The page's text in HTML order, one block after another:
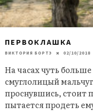
ПЕРВОКЛАШКА
ВИКТОРИЯ БОРТЭ 02/10/2018
На часах чуть
смуглолицый
проснувшись, стоит
пытается продеть